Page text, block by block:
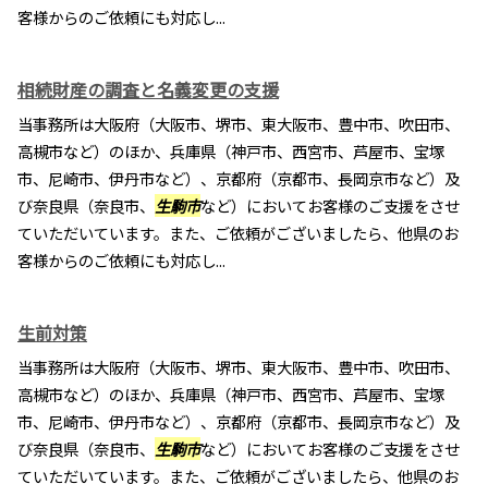
客様からのご依頼にも対応し...
相続財産の調査と名義変更の支援
当事務所は大阪府（大阪市、堺市、東大阪市、豊中市、吹田市、
高槻市など）のほか、兵庫県（神戸市、西宮市、芦屋市、宝塚
市、尼崎市、伊丹市など）、京都府（京都市、長岡京市など）及
び奈良県（奈良市、 生駒市など）においてお客様のご支援をさせ
ていただいています。また、ご依頼がございましたら、他県のお
客様からのご依頼にも対応し...
生前対策
当事務所は大阪府（大阪市、堺市、東大阪市、豊中市、吹田市、
高槻市など）のほか、兵庫県（神戸市、西宮市、芦屋市、宝塚
市、尼崎市、伊丹市など）、京都府（京都市、長岡京市など）及
び奈良県（奈良市、 生駒市など）においてお客様のご支援をさせ
ていただいています。また、ご依頼がございましたら、他県のお